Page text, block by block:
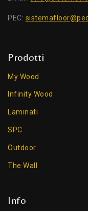
PEC:
Prodotti
My Wood
Infinity Wood
Laminati
SPC
Outdoor
The Wall
Info